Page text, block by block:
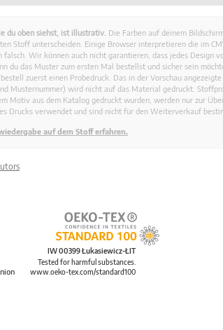
du oben siehst, ist illustrativ. Die Farben auf deinem
Stoff unterscheiden. Einige Browser interpretieren die im
falsch. Wir können auch nicht garantieren, dass jedes Design
du das Muster zum ersten Mal bestellst und sicher sein
zuerst einen Probedruck. Das in der Vorschau
Musternummer) wird nicht auf das Material gedruckt.
Motiv aus dem Katalog gedruckt wurden, werden nur zur
Drucks verwendet und sind nicht für den Weiterverkauf
auf dem Stoff erfahren.
IW 00399 Łukasiewicz-ŁIT
Tested for harmful substances.
www.oeko-tex.com/standard100